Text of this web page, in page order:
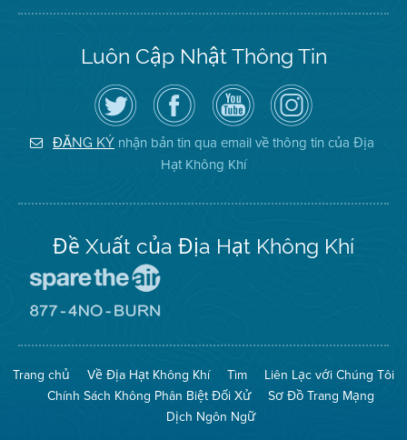
Luôn Cập Nhật Thông Tin
Hãy
theo
dõi
Địa
Hạt
Không
Truy
cập
Trang
Facebook
của
Địa
Hạt
Kênh
YouTube
của
Địa
Hạt
Không
Khí
Air
District
on
Instagram
ĐĂNG KÝ nhận bản tin qua email về thông tin của Địa
Hạt Không Khí
Đề Xuất của Địa Hạt Không Khí
The
(Bảo
Toàn
Không
Khí)
Mạng
No
Burn
(Không
Đốt)
Trang chủ Về Địa Hạt Không Khí Tìm
Liên Lạc với Chúng Tôi
Chính Sách Không Phân Biệt Đối Xử
Sơ Đồ Trang Mạng
Dịch Ngôn Ngữ